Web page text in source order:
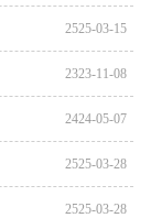
2525-03-15
2323-11-08
2424-05-07
2525-03-28
2525-03-28